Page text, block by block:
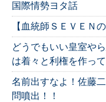
国際情勢ヨタ話
【血統師ＳＥＶＥＮ
どうでもいい皇室や
は着々と利権を作って
名前出すなよ！佐藤
問噴出！！